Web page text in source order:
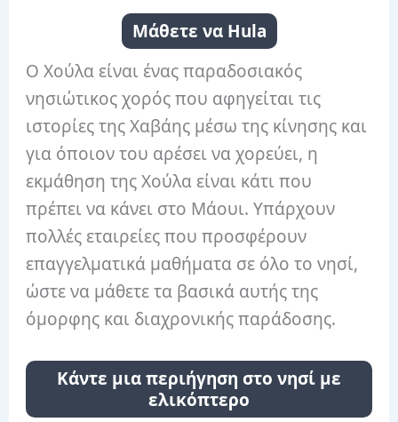
Μάθετε να Hula
Ο Χούλα είναι ένας παραδοσιακός
νησιώτικος χορός που αφηγείται τις
ιστορίες της Χαβάης μέσω της κίνησης και
για όποιον του αρέσει να χορεύει, η
εκμάθηση της Χούλα είναι κάτι που
πρέπει να κάνει στο Μάουι. Υπάρχουν
πολλές εταιρείες που προσφέρουν
επαγγελματικά μαθήματα σε όλο το νησί,
ώστε να μάθετε τα βασικά αυτής της
όμορφης και διαχρονικής παράδοσης.
Κάντε μια περιήγηση στο νησί με
ελικόπτερο